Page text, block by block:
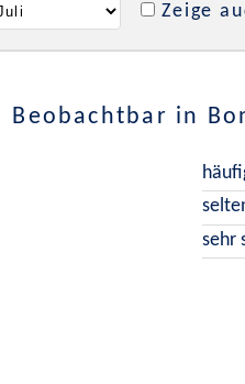
Zeige
Beobachtbar in
sehr